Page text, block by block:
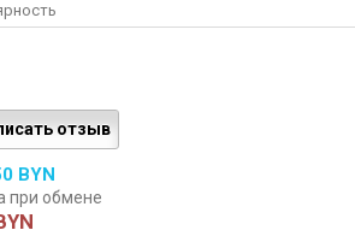
отзыв
BYN
при обмене